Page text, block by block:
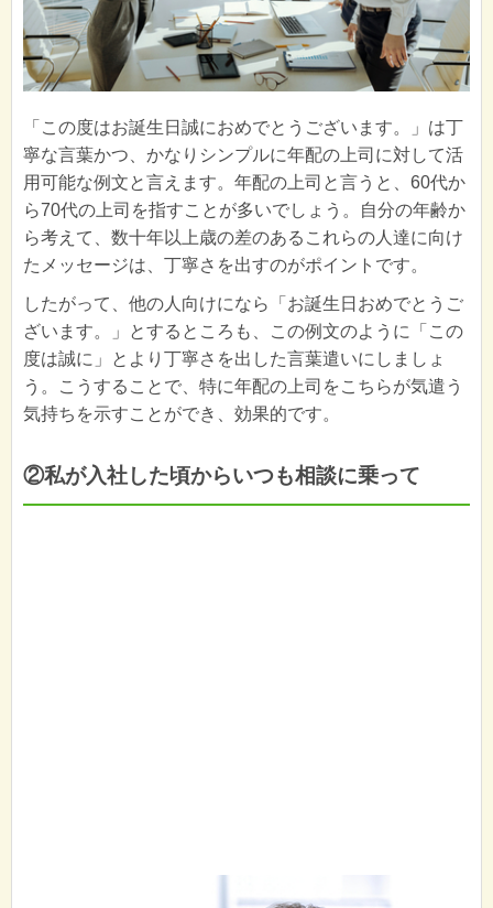
「この度はお誕生日誠におめでとうございます。」は丁
寧な言葉かつ、かなりシンプルに年配の上司に対して活
用可能な例文と言えます。年配の上司と言うと、60代か
ら70代の上司を指すことが多いでしょう。自分の年齢か
ら考えて、数十年以上歳の差のあるこれらの人達に向け
たメッセージは、丁寧さを出すのがポイントです。
したがって、他の人向けになら「お誕生日おめでとうご
ざいます。」とするところも、この例文のように「この
度は誠に」とより丁寧さを出した言葉遣いにしましょ
う。こうすることで、特に年配の上司をこちらが気遣う
気持ちを示すことができ、効果的です。
②私が入社した頃からいつも相談に乗って